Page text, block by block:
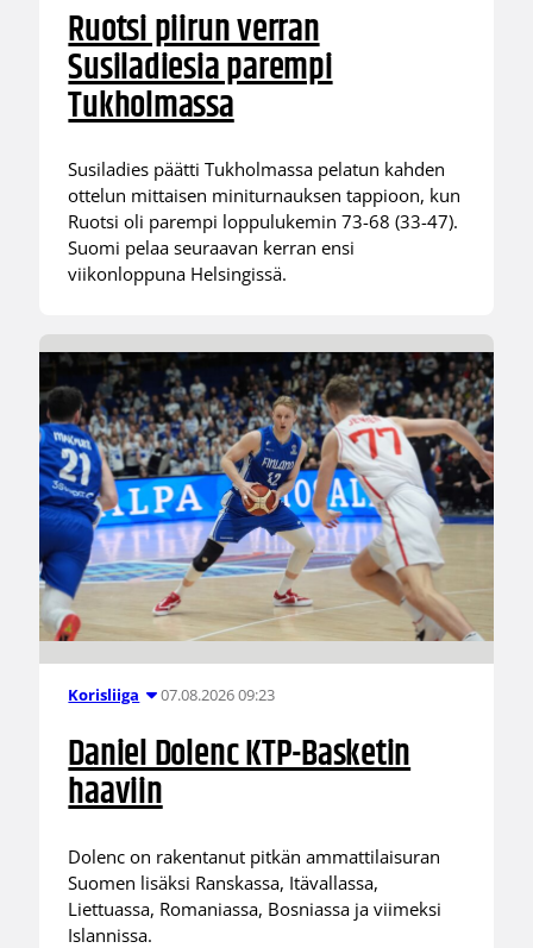
Ruotsi piirun verran
Susiladiesia parempi
Tukholmassa
Susiladies päätti Tukholmassa pelatun kahden
ottelun mittaisen miniturnauksen tappioon, kun
Ruotsi oli parempi loppulukemin 73-68 (33-47).
Suomi pelaa seuraavan kerran ensi
viikonloppuna Helsingissä.
Korisliiga 07.08.2026 09:23
Daniel Dolenc KTP-Basketin
haaviin
Dolenc on rakentanut pitkän ammattilaisuran
Suomen lisäksi Ranskassa, Itävallassa,
Liettuassa, Romaniassa, Bosniassa ja viimeksi
Islannissa.